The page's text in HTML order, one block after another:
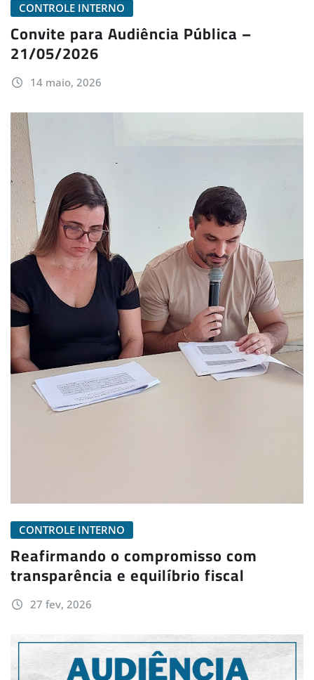
CONTROLE INTERNO
Convite para Audiência Pública –
21/05/2026
14 maio, 2026
CONTROLE INTERNO
Reafirmando o compromisso com
transparência e equilíbrio fiscal
27 fev, 2026